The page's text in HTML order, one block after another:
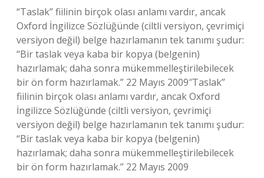
“Taslak” fiilinin birçok olası anlamı vardır, ancak
Oxford İngilizce Sözlüğünde (ciltli versiyon, çevrimiçi
versiyon değil) belge hazırlamanın tek tanımı şudur:
“Bir taslak veya kaba bir kopya (belgenin)
hazırlamak; daha sonra mükemmelleştirilebilecek
bir ön form hazırlamak.” 22 Mayıs 2009″Taslak”
fiilinin birçok olası anlamı vardır, ancak Oxford
İngilizce Sözlüğünde (ciltli versiyon, çevrimiçi
versiyon değil) belge hazırlamanın tek tanımı şudur:
“Bir taslak veya kaba bir kopya (belgenin)
hazırlamak; daha sonra mükemmelleştirilebilecek
bir ön form hazırlamak.” 22 Mayıs 2009